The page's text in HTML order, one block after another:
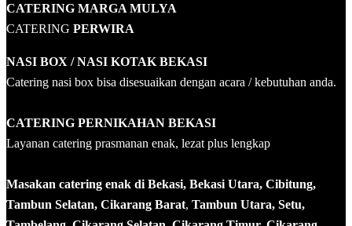
CATERING MARGA MULYA
CATERING PERWIRA
NASI BOX / NASI KOTAK BEKASI
Catering nasi box bisa disesuaikan dengan acara / kebutuhan anda.
CATERING PERNIKAHAN BEKASI
Layanan catering prasmanan enak, lezat plus lengkap
Masakan catering enak di Bekasi, Bekasi Utara, Cibitung,
Tambun Selatan, Cikarang Barat, Tambun Utara, Setu,